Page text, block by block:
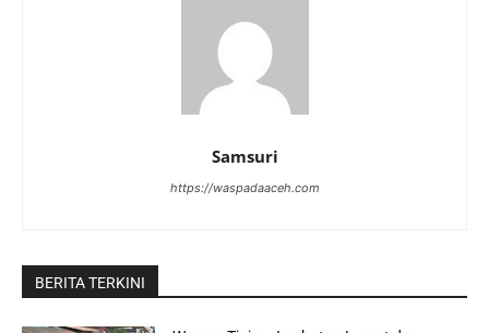
Samsuri
https://waspadaaceh.com
BERITA TERKINI